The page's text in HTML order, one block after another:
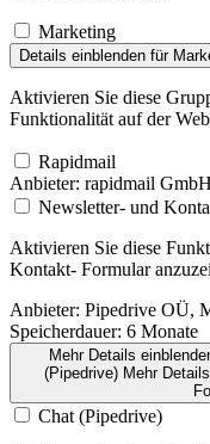
Marketing
Details einblenden für
Aktivieren Sie diese
Funktionalität auf der
Rapidmail
Anbieter: rapidmail GmbH
Newsletter- und
Aktivieren Sie diese
Kontakt- Formular
Anbieter: Pipedrive OÜ,
Speicherdauer: 6 Monate
Mehr Details
(Pipedrive) Mehr
Chat (Pipedrive)